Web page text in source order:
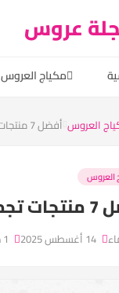
عروس
مكياج العروس
العروس أفضل 7 منتجات تجميل عليك اقتناؤها...
العروس
السنة